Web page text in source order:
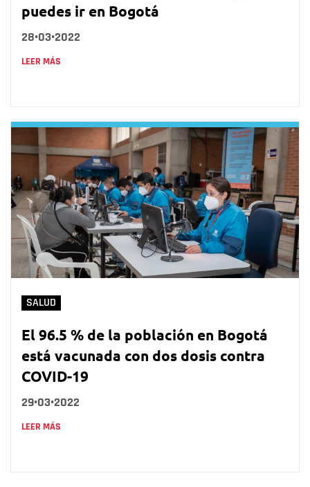
puedes ir en Bogotá
28•03•2022
LEER MÁS
SALUD
El 96.5 % de la población en Bogotá
está vacunada con dos dosis contra
COVID-19
29•03•2022
LEER MÁS